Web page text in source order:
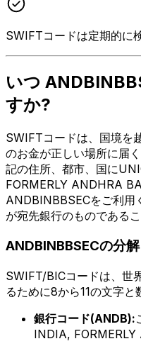
SWIFTコードは定期的に
いつ
すか?
SWIFTコードは、国境を
のお金が正しい場所に届
記の住所、都市、国に
FORMERLY ANDHRA
ANDBINBBSECをご利用
が宛先銀行のものである
ANDBINBBSECの分解
SWIFT/BICコードは、世
るために8から11の文字と
銀行コード(ANDB):
INDIA,